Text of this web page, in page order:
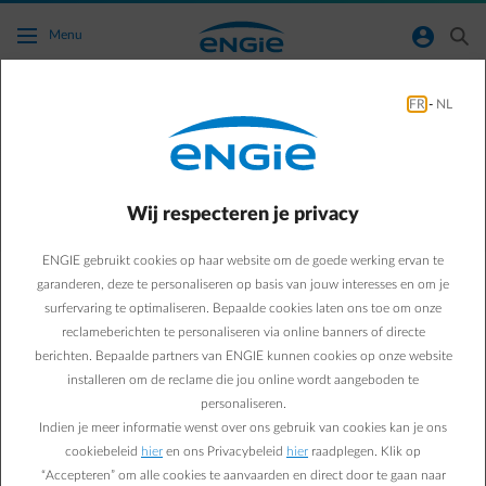
Ga naar de hoofdinhoud
Menu normal-account-circle search
Wil je meer advies over het plaatsen van
zonnepanelen of plug&play zonnepanelen?
arrow-left Terug naar contactpagina
Wil je meer informatie over het plaatsen van zonnepanelen of
plug&play zonnepanelen? Raadpleeg onderstaande pagina.
Alles over zonnepanelen
Veelgestelde vragen
Aan wie moet ik de plaatsing van zonnepanelen melden?
Waar kan ik informatie vinden over de beslissingen voor
FR - NL
Wij respecteren je privacy
ENGIE gebruikt cookies op haar website om de goede werking ervan te
garanderen, deze te personaliseren op basis van jouw interesses en om je
surfervaring te optimaliseren. Bepaalde cookies laten ons toe om onze
reclameberichten te personaliseren via online banners of directe
berichten. Bepaalde partners van ENGIE kunnen cookies op onze website
installeren om de reclame die jou online wordt aangeboden te
personaliseren.
Indien je meer informatie wenst over ons gebruik van cookies kan je ons
cookiebeleid hier en ons Privacybeleid hier raadplegen. Klik op
“Accepteren” om alle cookies te aanvaarden en direct door te gaan naar